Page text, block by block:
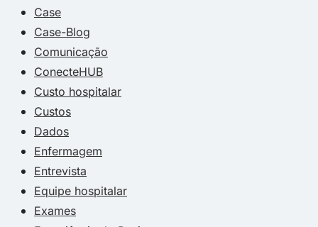
Case
Case-Blog
Comunicação
ConecteHUB
Custo hospitalar
Custos
Dados
Enfermagem
Entrevista
Equipe hospitalar
Exames